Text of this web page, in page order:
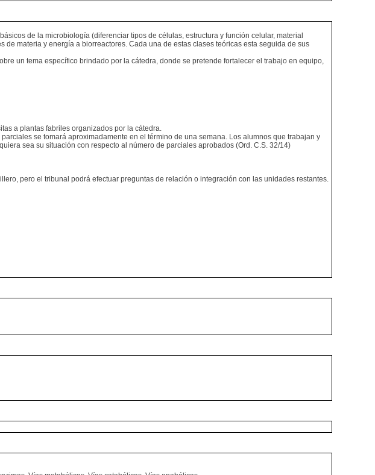
de la microbiología (diferenciar tipos de células, estructura y función celular, material
materia y energía a biorreactores. Cada una de estas clases teóricas esta seguida de sus
un tema específico brindado por la cátedra, donde se pretende fortalecer el trabajo en equipo,
a plantas fabriles organizados por la cátedra.
se tomará aproximadamente en el término de una semana. Los alumnos que trabajan y
sea su situación con respecto al número de parciales aprobados (Ord. C.S. 32/14)
pero el tribunal podrá efectuar preguntas de relación o integración con las unidades restantes.